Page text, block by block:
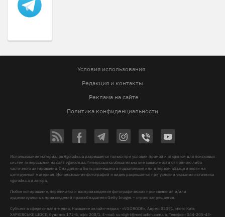
Условия использования
Редакция и контакты
Реклама на сайте
Политика конфиденциальности
Использование материалов Vgorode.ua разрешается только при условии прямой и открытой для поисковых
систем гиперссылки на сайт vgorode.ua. Гиперссылка обязательна вне зависимости от полного либо
частичного цитирования. Она должна быть размещена в подзаголовке или в первом абзаце и вести на
цитируемый материал. Использование фотографий и видео разрешается при условии указания источника
vgorode.ua и автора.
Любое копирование, перепечатка и воспроизведение фотографических произведений и/или
аудиовизуальных произведений правообладателя Getty Images – строго запрещается.
Субъект в сфере онлайн-медиа, Название онлайн-медиа - «VGORODE», Адрес: 02091, місто Київ,
ХАРКІВСЬКЕ ШОСЕ, будинок 172-Б, офіс 208/1, E-mail:sunlight@mediadim.com.ua , Телефон: 044-205-43-